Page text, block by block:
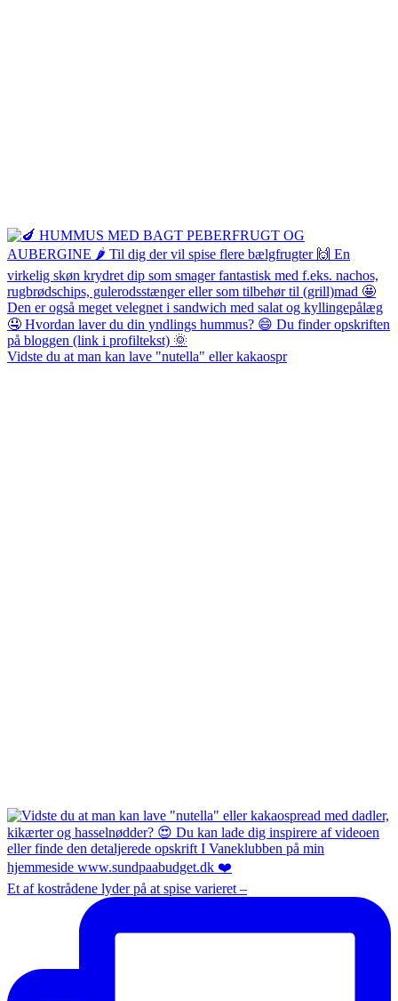
Vidste du at man kan lave "nutella" eller kakaospr
Et af kostrådene lyder på at spise varieret –